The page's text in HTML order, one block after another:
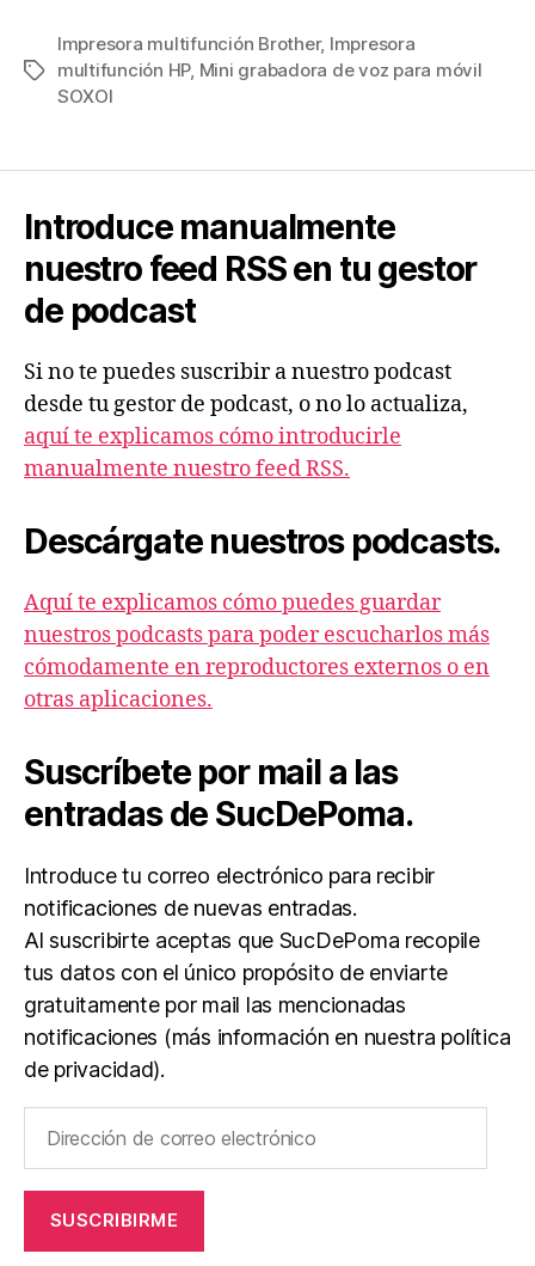
c
r
a
d
i
o
Etiquetas
Impresora multifunción Brother, Impresora
multifunción HP, Mini grabadora de voz para móvil
SOXOI
Introduce manualmente
nuestro feed RSS en tu gestor
de podcast
Si no te puedes suscribir a nuestro podcast
desde tu gestor de podcast, o no lo actualiza,
aquí te explicamos cómo introducirle
manualmente nuestro feed RSS.
Descárgate nuestros podcasts.
Aquí te explicamos cómo puedes guardar
nuestros podcasts para poder escucharlos más
cómodamente en reproductores externos o en
otras aplicaciones.
Suscríbete por mail a las
entradas de SucDePoma.
Introduce tu correo electrónico para recibir
notificaciones de nuevas entradas.
Al suscribirte aceptas que SucDePoma recopile
tus datos con el único propósito de enviarte
gratuitamente por mail las mencionadas
notificaciones (más información en nuestra política
de privacidad).
correo
SUSCRIBIRME